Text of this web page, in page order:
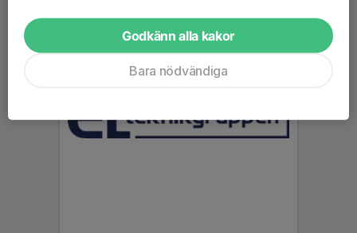
Godkänn alla kakor
Bara nödvändiga